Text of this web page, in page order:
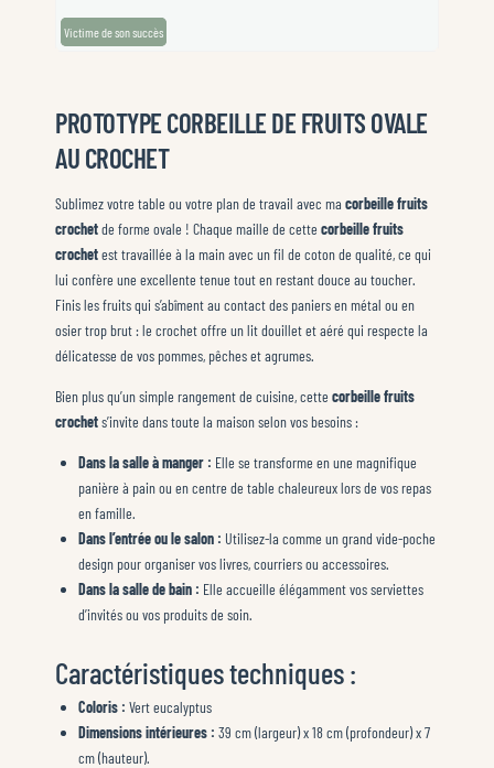
Victime de son succès
Victime de son succès
PROTOTYPE CORBEILLE DE FRUITS OVALE
AU CROCHET
Sublimez votre table ou votre plan de travail avec ma corbeille fruits
crochetde forme ovale ! Chaque maille de cette corbeille fruits
crochetest travaillée à la main avec un fil de coton de qualité, ce qui
lui confère une excellente tenue tout en restant douce au toucher.
Finis les fruits qui s’abîment au contact des paniers en métal ou en
osier trop brut : le crochet offre un lit douillet et aéré qui respecte la
délicatesse de vos pommes, pêches et agrumes.
Bien plus qu’un simple rangement de cuisine, cette corbeille fruits
crochets’invite dans toute la maison selon vos besoins :
Dans la salle à manger : Elle se transforme en une magnifique
panière à pain ou en centre de table chaleureux lors de vos repas
en famille.
Dans l’entrée ou le salon : Utilisez-la comme un grand vide-poche
design pour organiser vos livres, courriers ou accessoires.
Dans la salle de bain : Elle accueille élégamment vos serviettes
d’invités ou vos produits de soin.
Caractéristiques techniques :
Coloris : Vert eucalyptus
Dimensions intérieures : 39 cm (largeur) x 18 cm (profondeur) x 7
cm (hauteur).